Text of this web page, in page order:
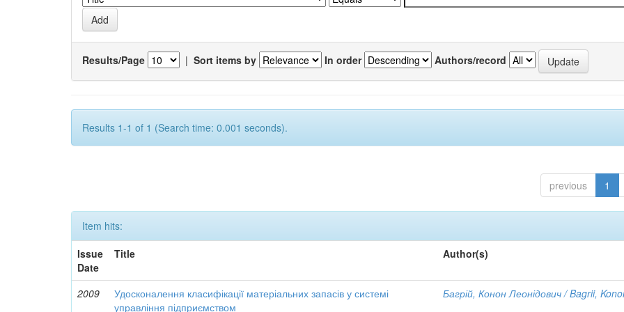
Results/Page | Sort items by In order Authors/record
Results 1-1 of 1 (Search time: 0.001 seconds).
previous 1
Item hits:
Issue
Date
Title Author(s)
2009
Удосконалення класифікації матеріальних запасів у системі
управління підприємством
Багрій, Конон Леонідович / Bagrii,